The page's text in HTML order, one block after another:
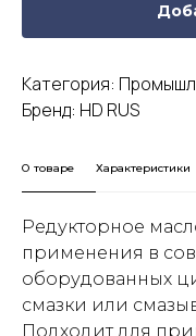
Категория:
Бренд: HD RUS
О товаре Характеристики
Редукторное
применения в
оборудованных
смазки или
Подходит для